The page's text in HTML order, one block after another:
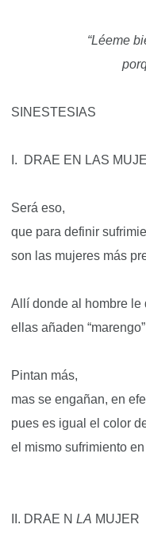
“Léeme
SINESTESIAS
I. DRAE EN LAS
Será eso,
que para definir
son las mujeres más
Allí donde al hombre le
ellas añaden “marengo”
Pintan más,
mas se engañan, en
pues es igual el color
el mismo sufrimiento
II. DRAE N LA MUJER